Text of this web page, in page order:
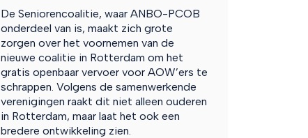
De Seniorencoalitie, waar ANBO-PCOB
onderdeel van is, maakt zich grote
zorgen over het voornemen van de
nieuwe coalitie in Rotterdam om het
gratis openbaar vervoer voor AOW’ers te
schrappen. Volgens de samenwerkende
verenigingen raakt dit niet alleen ouderen
in Rotterdam, maar laat het ook een
bredere ontwikkeling zien.